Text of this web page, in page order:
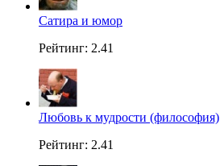
Сатира и юмор
Рейтинг: 2.41
Любовь к мудрости (философия)
Рейтинг: 2.41